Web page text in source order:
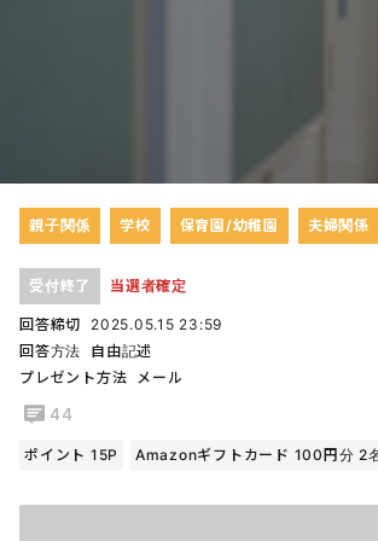
親子関係 学校 保育園/幼稚園 夫婦関係
受付終了 当選者確定
回答締切
2025.05.15 23:59
回答方法
自由記述
プレゼント方法
メール
44
ポイント 15P Amazonギフトカード 100円分 2